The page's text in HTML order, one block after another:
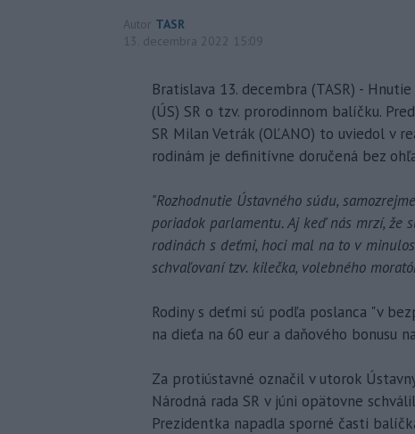
Autor TASR
13. decembra 2022 15:09
Bratislava 13. decembra (TASR) -
(ÚS) SR o tzv. prorodinnom balíčku.
SR Milan Vetrák (OĽANO) to uviedol v
rodinám je definitívne doručená bez
"Rozhodnutie Ústavného súdu,
poriadok parlamentu. Aj keď nás mrzí,
rodinách s deťmi, hoci mal na to v
schvaľovaní tzv. kilečka, volebného
Rodiny s deťmi sú podľa poslanca "v
na dieťa na 60 eur a daňového bonusu
Za protiústavné označil v utorok
Národná rada SR v júni opätovne
Prezidentka napadla sporné časti